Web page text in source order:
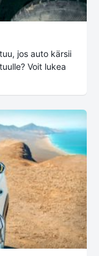
jos auto kärsii
Voit lukea